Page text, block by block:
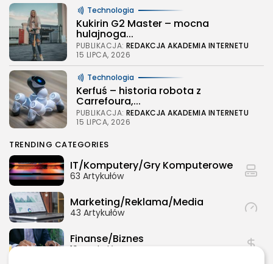
2026 Akademia Internetu Wszelkie prawa
zastrzeżone. Treści umieszczone na stronie
chronione są prawem autorskim.
Technologia
Kukirin G2 Master – mocna
hulajnoga...
PUBLIKACJA: REDAKCJA AKADEMIA INTERNETU
15 LIPCA, 2026
Technologia
Kerfuś – historia robota z
Carrefoura,...
PUBLIKACJA: REDAKCJA AKADEMIA INTERNETU
15 LIPCA, 2026
TRENDING CATEGORIES
IT/Komputery/Gry Komputerowe
63 Artykułów
Marketing/Reklama/Media
43 Artykułów
Finanse/Biznes
19 Artykułów